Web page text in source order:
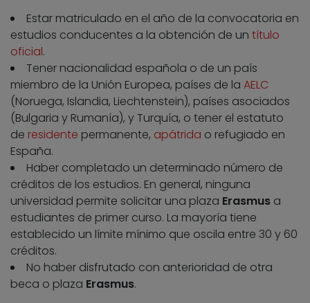
Estar matriculado en el año de la convocatoria en
estudios conducentes a la obtención de un título
oficial.
Tener nacionalidad española o de un país
miembro de la Unión Europea, países de la AELC
(Noruega, Islandia, Liechtenstein), países asociados
(Bulgaria y Rumanía), y Turquía, o tener el estatuto
de residente permanente, apátrida o refugiado en
España.
Haber completado un determinado número de
créditos de los estudios. En general, ninguna
universidad permite solicitar una plaza Erasmus a
estudiantes de primer curso. La mayoría tiene
establecido un límite mínimo que oscila entre 30 y 60
créditos.
No haber disfrutado con anterioridad de otra
beca o plaza Erasmus.